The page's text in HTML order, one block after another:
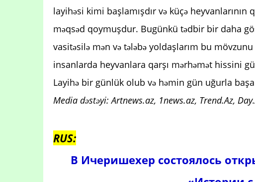
layihəsi kimi başlamışdır və küçə heyvanlarının
məqsəd qoymuşdur. Bugünkü tədbir bir daha
vasitəsilə mən və tələbə yoldaşlarım bu
insanlarda heyvanlara qarşı mərhəmət hissini
Layihə bir günlük olub və həmin gün uğurla başa
Media dəstəyi: Artnews.az, 1news.az, Trend.Az,
RUS:
В Ичеришехер состоялось